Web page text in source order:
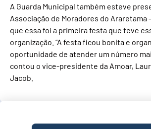
A Guarda Municipal também esteve
Associação de Moradores do Araretama
que essa foi a primeira festa que teve
organização. “A festa ficou bonita e
oportunidade de atender um número
contou o vice-presidente da Amoar,
Jacob.